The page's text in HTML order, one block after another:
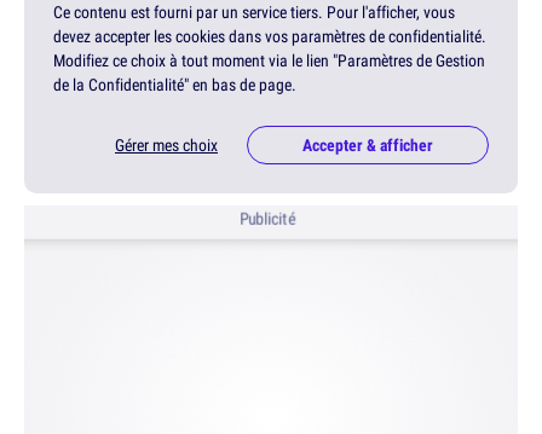
Ce contenu est fourni par un service tiers. Pour l'afficher, vous
devez accepter les cookies dans vos paramètres de confidentialité.
Modifiez ce choix à tout moment via le lien "Paramètres de Gestion
de la Confidentialité" en bas de page.
Gérer mes choix Accepter & afficher
Publicité